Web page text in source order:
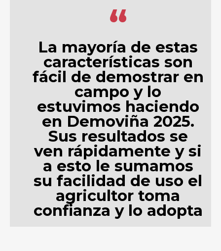
“
La mayoría de estas
características son
fácil de demostrar en
campo y lo
estuvimos haciendo
en Demoviña 2025.
Sus resultados se
ven rápidamente y si
a esto le sumamos
su facilidad de uso el
agricultor toma
confianza y lo adopta